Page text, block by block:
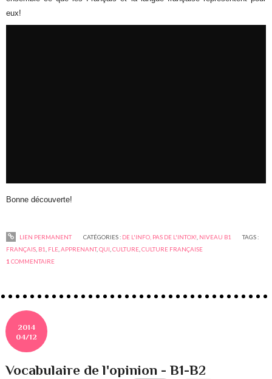
eux!
Bonne découverte!
LIEN PERMANENT CATÉGORIES : DE L'INFO, PAS DE L'INTOX!, NIVEAU B1
TAGS :
FRANÇAIS, B1, FLE,APPRENANT,QUI,CULTURE,CULTURE FRANÇAISE
1COMMENTAIRE
2014
04/12
Vocabulaire de l'opinion - B1-B2